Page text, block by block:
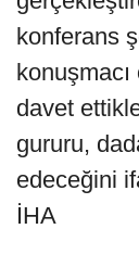
konferans
davet
gururu,
edeceğini
İHA